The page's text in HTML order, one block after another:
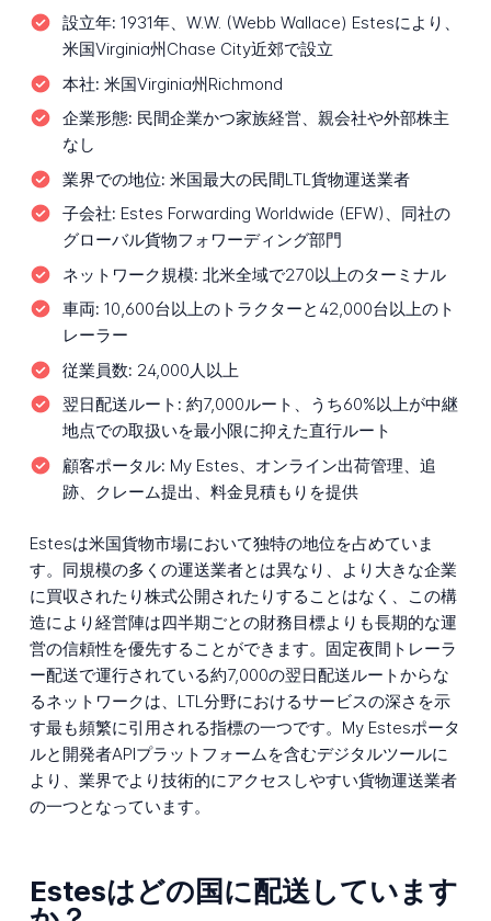
設立年: 1931年、W.W. (Webb Wallace) Estesにより、
米国Virginia州Chase City近郊で設立
本社: 米国Virginia州Richmond
企業形態: 民間企業かつ家族経営、親会社や外部株主
なし
業界での地位: 米国最大の民間LTL貨物運送業者
子会社: Estes Forwarding Worldwide (EFW)、同社の
グローバル貨物フォワーディング部門
ネットワーク規模: 北米全域で270以上のターミナル
車両: 10,600台以上のトラクターと42,000台以上のト
レーラー
従業員数: 24,000人以上
翌日配送ルート: 約7,000ルート、うち60%以上が中継
地点での取扱いを最小限に抑えた直行ルート
顧客ポータル: My Estes、オンライン出荷管理、追
跡、クレーム提出、料金見積もりを提供
Estesは米国貨物市場において独特の地位を占めていま
す。同規模の多くの運送業者とは異なり、より大きな企業
に買収されたり株式公開されたりすることはなく、この構
造により経営陣は四半期ごとの財務目標よりも長期的な運
営の信頼性を優先することができます。固定夜間トレーラ
ー配送で運行されている約7,000の翌日配送ルートからな
るネットワークは、LTL分野におけるサービスの深さを示
す最も頻繁に引用される指標の一つです。My Estesポータ
ルと開発者APIプラットフォームを含むデジタルツールに
より、業界でより技術的にアクセスしやすい貨物運送業者
の一つとなっています。
Estesはどの国に配送しています